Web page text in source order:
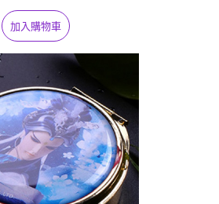
加入購物車